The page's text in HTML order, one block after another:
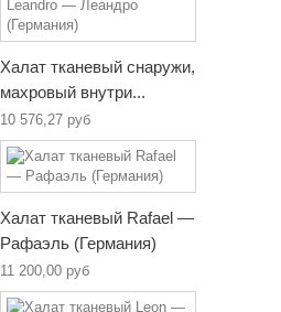
Халат тканевый снаружи,
махровый внутри...
10 576,27 руб
Халат тканевый Rafael —
Рафаэль (Германия)
11 200,00 руб